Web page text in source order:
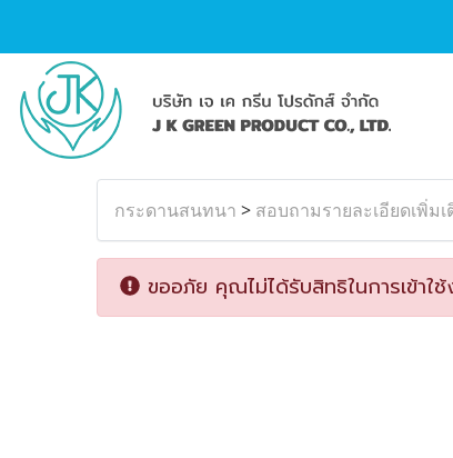
กระดานสนทนา > สอบถามรายละเอียดเพิ่มเ
ขออภัย คุณไม่ได้รับสิทธิในการเข้าใ